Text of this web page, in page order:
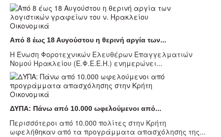
Οικονομικά
Από 8 έως 18 Αυγούστου η θερινή αργία των...
Η Ένωση Φοροτεχνικών Ελευθέρων Επαγγελματιών
Νομού Ηρακλείου (Ε.Φ.Ε.Ε.Η.) ενημερώνει...
Οικονομικά
ΔΥΠΑ: Πάνω από 10.000 ωφελούμενοι από...
Περισσότεροι από 10.000 πολίτες στην Κρήτη
ωφελήθηκαν από τα προγράμματα απασχόλησης της...